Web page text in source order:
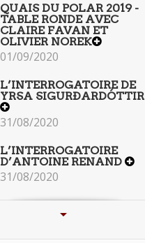
QUAIS DU POLAR 2019 -
TABLE RONDE AVEC
CLAIRE FAVAN ET
OLIVIER NOREK
01/09/2020
L’INTERROGATOIRE DE
YRSA SIGURÐARDÓTTIR
31/08/2020
L’INTERROGATOIRE
D’ANTOINE RENAND
31/08/2020